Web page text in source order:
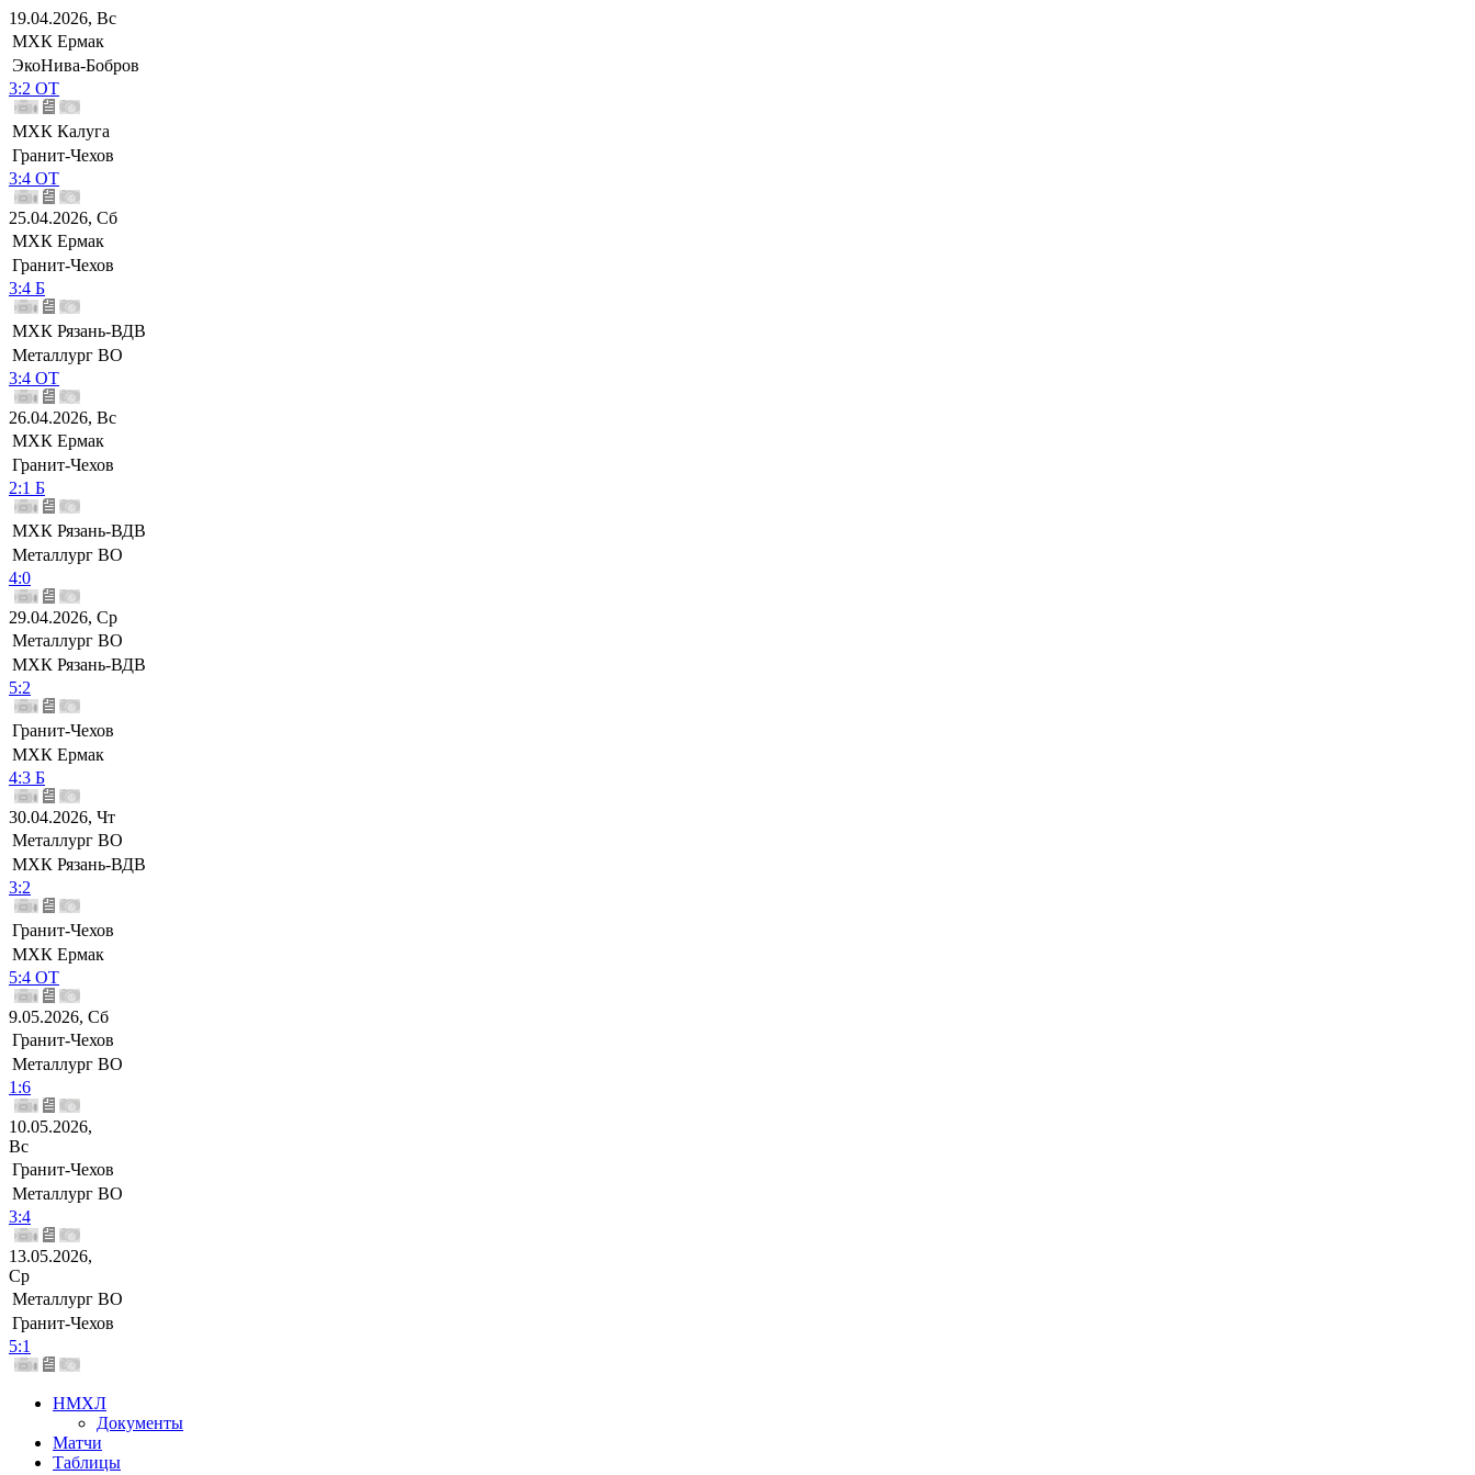
19.04.2026, Вс
МХК Ермак
ЭкоНива-Бобров
3:2 ОТ
МХК Калуга
Гранит-Чехов
3:4 ОТ
25.04.2026, Сб
МХК Ермак
Гранит-Чехов
3:4 Б
МХК Рязань-ВДВ
Металлург ВО
3:4 ОТ
26.04.2026, Вс
МХК Ермак
Гранит-Чехов
2:1 Б
МХК Рязань-ВДВ
Металлург ВО
4:0
29.04.2026, Ср
Металлург ВО
МХК Рязань-ВДВ
5:2
Гранит-Чехов
МХК Ермак
4:3 Б
30.04.2026, Чт
Металлург ВО
МХК Рязань-ВДВ
3:2
Гранит-Чехов
МХК Ермак
5:4 ОТ
9.05.2026, Сб
Гранит-Чехов
Металлург ВО
1:6
10.05.2026,
Вс
Гранит-Чехов
Металлург ВО
3:4
13.05.2026,
Ср
Металлург ВО
Гранит-Чехов
5:1
НМХЛ
Документы
Матчи
Таблицы